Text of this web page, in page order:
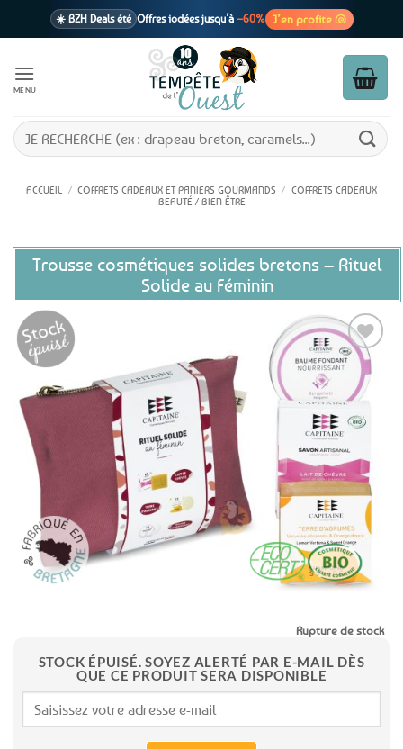
☀️ BZH Deals été Offres iodées jusqu’à –60% J’en profite 🐚
1 cadeau offertdès 39€ d’achats
En point relais dès 3,95€ seulement
MENU
Recherche
pour :
ACCUEIL / COFFRETS CADEAUX ET PANIERS GOURMANDS / COFFRETS CADEAUX
BEAUTÉ / BIEN-ÊTRE
Trousse cosmétiques solides bretons – Rituel
Solide au Féminin
Ajouter
aux
favoris
Rupture de stock
STOCK ÉPUISÉ. SOYEZ ALERTÉ PAR E-MAIL DÈS
QUE CE PRODUIT SERA DISPONIBLE